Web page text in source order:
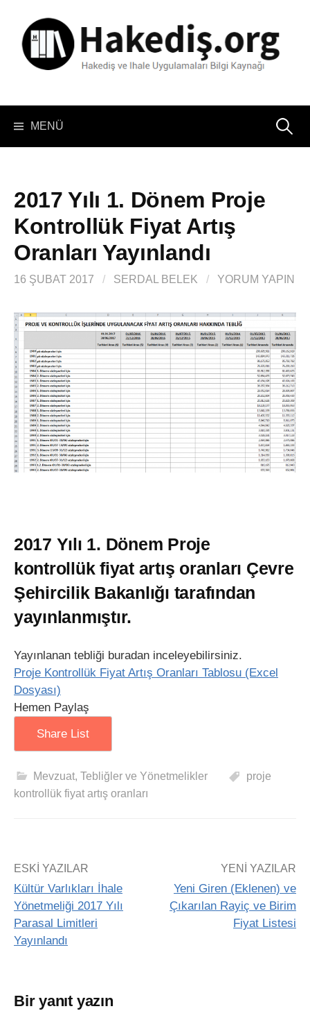
MENÜ Arama:
2017 Yılı 1. Dönem Proje
Kontrollük Fiyat Artış
Oranları Yayınlandı
16 ŞUBAT 2017 / SERDAL BELEK / YORUM YAPIN
2017 Yılı 1. Dönem Proje
kontrollük fiyat artış oranları Çevre
Şehircilik Bakanlığı tarafından
yayınlanmıştır.
Yayınlanan tebliği buradan inceleyebilirsiniz.
Proje Kontrollük Fiyat Artış Oranları Tablosu (Excel
Dosyası)
Hemen Paylaş
Share List
Mevzuat, Tebliğler ve Yönetmelikler
proje
kontrollük fiyat artış oranları
ESKI YAZILAR
Kültür Varlıkları İhale
Yönetmeliği 2017 Yılı
Parasal Limitleri
Yayınlandı
YENI YAZILAR
Yeni Giren (Eklenen) ve
Çıkarılan Rayiç ve Birim
Fiyat Listesi
Bir yanıt yazın